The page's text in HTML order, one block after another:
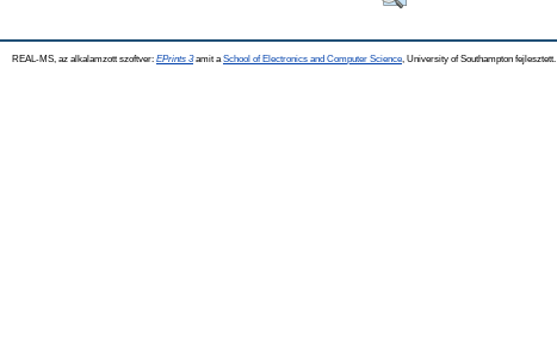
REAL-MS, az alkalamzott szoftver: EPrints 3amit a School of Electronics and Computer Science , University of Southampton fejlesztett.